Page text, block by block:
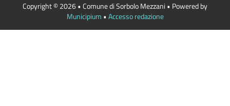
Copyright © 2026 • Comune di Sorbolo Mezzani • Powered by
Municipium • Accesso redazione